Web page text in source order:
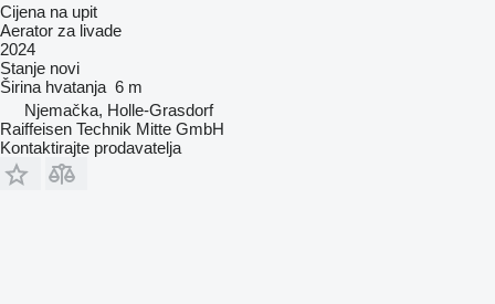
Cijena na upit
Aerator za livade
2024
Stanje novi
Širina hvatanja 6 m
Njemačka, Holle-Grasdorf
Raiffeisen Technik Mitte GmbH
Kontaktirajte prodavatelja